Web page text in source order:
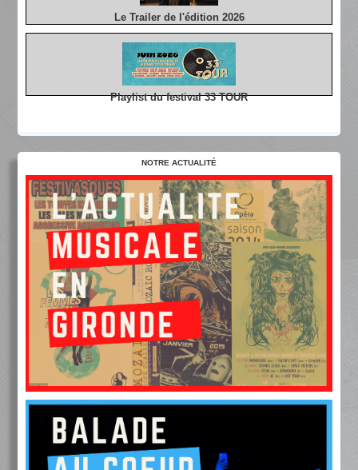
Le Trailer de l'édition 2026
Playlist du festival 33 TOUR
NOTRE ACTUALITÉ